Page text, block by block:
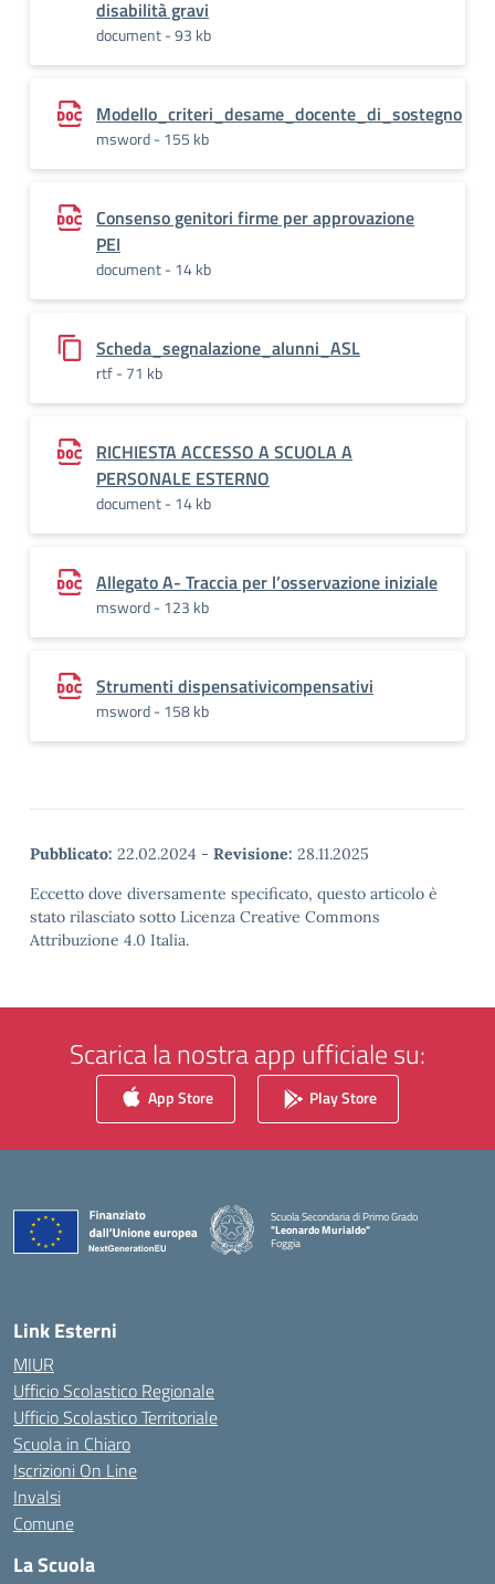
disabilità gravi
document - 93 kb
Modello_criteri_desame_docente_di_sostegno
msword - 155 kb
Consenso genitori firme per approvazione
PEI
document - 14 kb
Scheda_segnalazione_alunni_ASL
rtf - 71 kb
RICHIESTA ACCESSO A SCUOLA A
PERSONALE ESTERNO
document - 14 kb
Allegato A- Traccia per l’osservazione iniziale
msword - 123 kb
Strumenti dispensativicompensativi
msword - 158 kb
Pubblicato: 22.02.2024 - Revisione: 28.11.2025
Eccetto dove diversamente specificato, questo articolo è
stato rilasciato sotto Licenza Creative Commons
Attribuzione 4.0 Italia.
Scarica la nostra app ufficiale su:
App Store Play Store
Scuola Secondaria di Primo Grado
"Leonardo Murialdo"
Foggia
— Visita la pagina iniziale della scuola
Link Esterni
MIUR
Ufficio Scolastico Regionale
Ufficio Scolastico Territoriale
Scuola in Chiaro
Iscrizioni On Line
Invalsi
Comune
La Scuola